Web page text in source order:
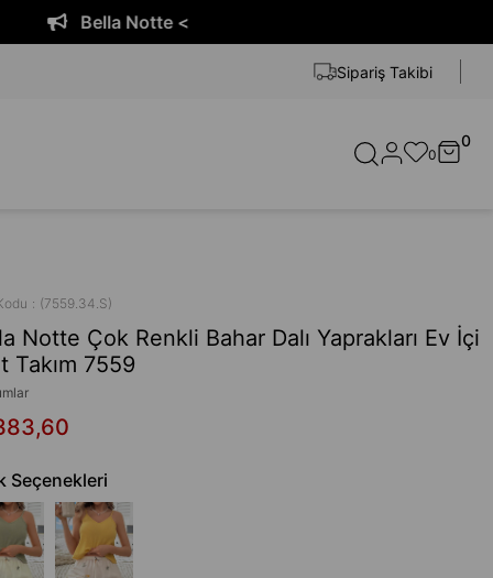
Sipariş Takibi
0
0
(7559.34.S)
Notte Çok Renkli Bahar Dalı Yaprakları Ev İçi
Takım 7559
Seçenekleri